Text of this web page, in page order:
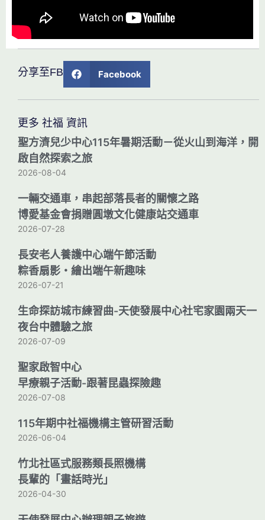
分享至FB Facebook
更多 社福 資訊
聖方濟兒少中心115年暑期活動－從火山到海洋，開
啟自然探索之旅
2026-08-04
一輛交通車，串起部落長者的關懷之路
博愛基金會捐贈圓墩文化健康站交通車
2026-07-28
長安老人養護中心端午節活動
粽香扇影・繪出端午新趣味
2026-07-21
生命探訪城市練習曲-天使發展中心社宅家園兩天一
夜台中體驗之旅
2026-07-09
聖家啟智中心
早療親子活動-跟著昆蟲探險趣
2026-07-08
115年期中社福機構主管研習活動
2026-06-04
竹北社區式服務類長照機構
長輩的「畫話時光」
2026-04-30